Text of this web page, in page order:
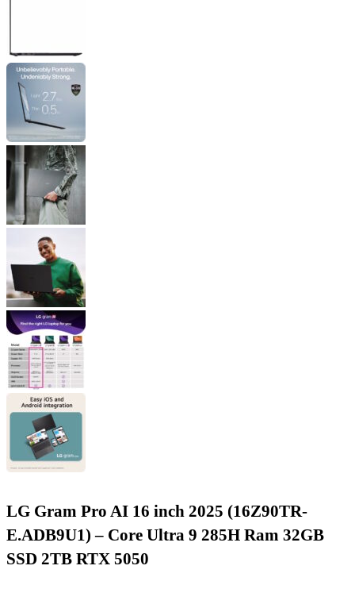
LG Gram Pro AI 16 inch 2025 (16Z90TR-
E.ADB9U1) – Core Ultra 9 285H Ram 32GB
SSD 2TB RTX 5050